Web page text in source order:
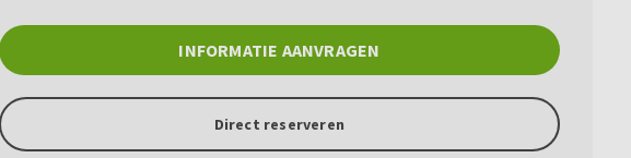
INFORMATIE AANVRAGEN
Direct reserveren